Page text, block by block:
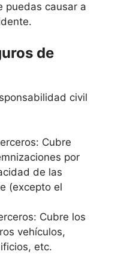
puedas causar a
de
civil
Cubre
por
de las
(excepto el
Cubre los
vehículos,
etc.